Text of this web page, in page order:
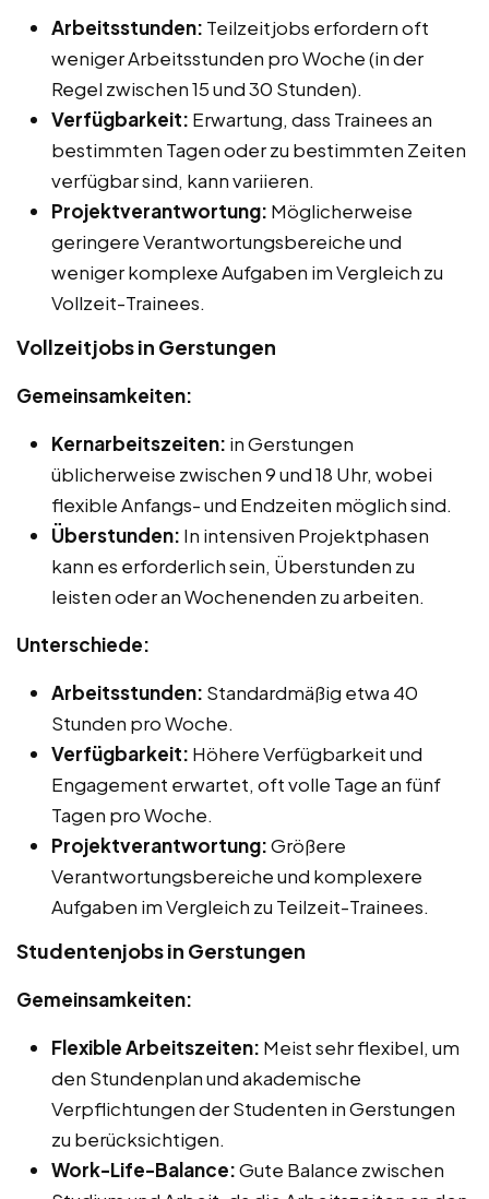
Arbeitsstunden: Teilzeitjobs erfordern oft
weniger Arbeitsstunden pro Woche (in der
Regel zwischen 15 und 30 Stunden).
Verfügbarkeit: Erwartung, dass Trainees an
bestimmten Tagen oder zu bestimmten Zeiten
verfügbar sind, kann variieren.
Projektverantwortung: Möglicherweise
geringere Verantwortungsbereiche und
weniger komplexe Aufgaben im Vergleich zu
Vollzeit-Trainees.
Vollzeitjobs in Gerstungen
Gemeinsamkeiten:
Kernarbeitszeiten: in Gerstungen
üblicherweise zwischen 9 und 18 Uhr, wobei
flexible Anfangs- und Endzeiten möglich sind.
Überstunden: In intensiven Projektphasen
kann es erforderlich sein, Überstunden zu
leisten oder an Wochenenden zu arbeiten.
Unterschiede:
Arbeitsstunden: Standardmäßig etwa 40
Stunden pro Woche.
Verfügbarkeit: Höhere Verfügbarkeit und
Engagement erwartet, oft volle Tage an fünf
Tagen pro Woche.
Projektverantwortung:Größere
Verantwortungsbereiche und komplexere
Aufgaben im Vergleich zu Teilzeit-Trainees.
Studentenjobs in Gerstungen
Gemeinsamkeiten:
Flexible Arbeitszeiten: Meist sehr flexibel, um
den Stundenplan und akademische
Verpflichtungen der Studenten in Gerstungen
zu berücksichtigen.
Work-Life-Balance:Gute Balance zwischen